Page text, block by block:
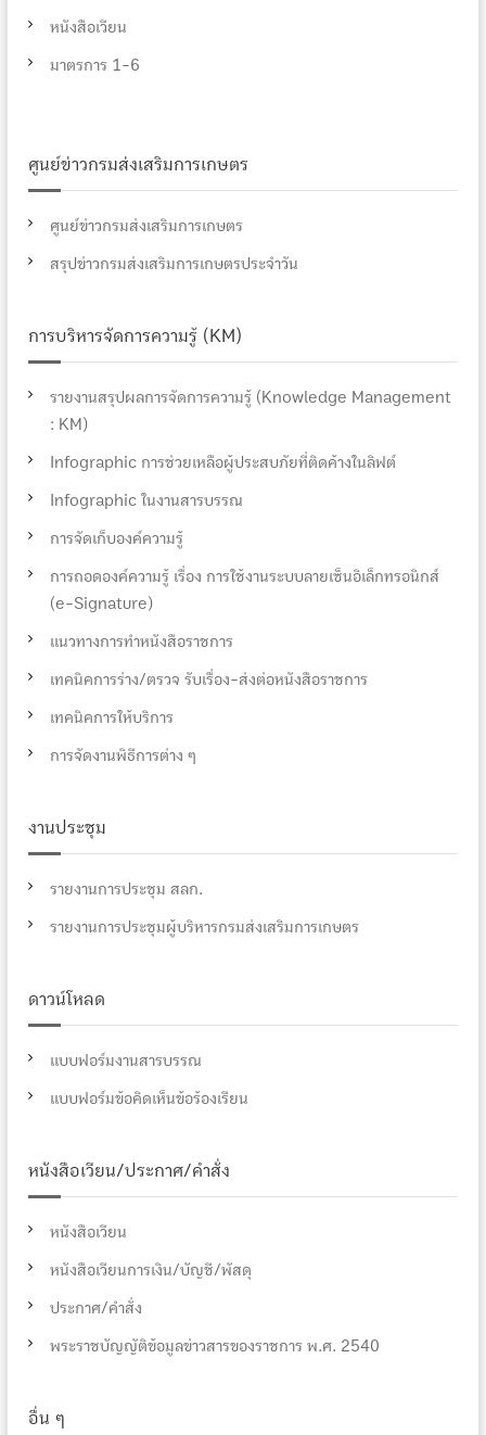
หนังสือเวียน
มาตรการ 1-6
ศูนย์ข่าวกรมส่งเสริมการเกษตร
ศูนย์ข่าวกรมส่งเสริมการเกษตร
สรุปข่าวกรมส่งเสริมการเกษตรประจำวัน
การบริหารจัดการความรู้ (KM)
รายงานสรุปผลการจัดการความรู้ (Knowledge Management
: KM)
Infographic การช่วยเหลือผู้ประสบภัยที่ติดค้างในลิฟต์
Infographic ในงานสารบรรณ
การจัดเก็บองค์ความรู้
การถอดองค์ความรู้ เรื่อง การใช้งานระบบลายเซ็นอิเล็กทรอนิกส์
(e-Signature)
แนวทางการทำหนังสือราชการ
เทคนิคการร่าง/ตรวจ รับเรื่อง-ส่งต่อหนังสือราชการ
เทคนิคการให้บริการ
การจัดงานพิธีการต่าง ๆ
งานประชุม
รายงานการประชุม สลก.
รายงานการประชุมผู้บริหารกรมส่งเสริมการเกษตร
ดาวน์โหลด
แบบฟอร์มงานสารบรรณ
แบบฟอร์มข้อคิดเห็นข้อร้องเรียน
หนังสือเวียน/ประกาศ/คำสั่ง
หนังสือเวียน
หนังสือเวียนการเงิน/บัญชี/พัสดุ
ประกาศ/คำสั่ง
พระราชบัญญัติข้อมูลข่าวสารของราชการ พ.ศ. 2540
อื่น ๆ